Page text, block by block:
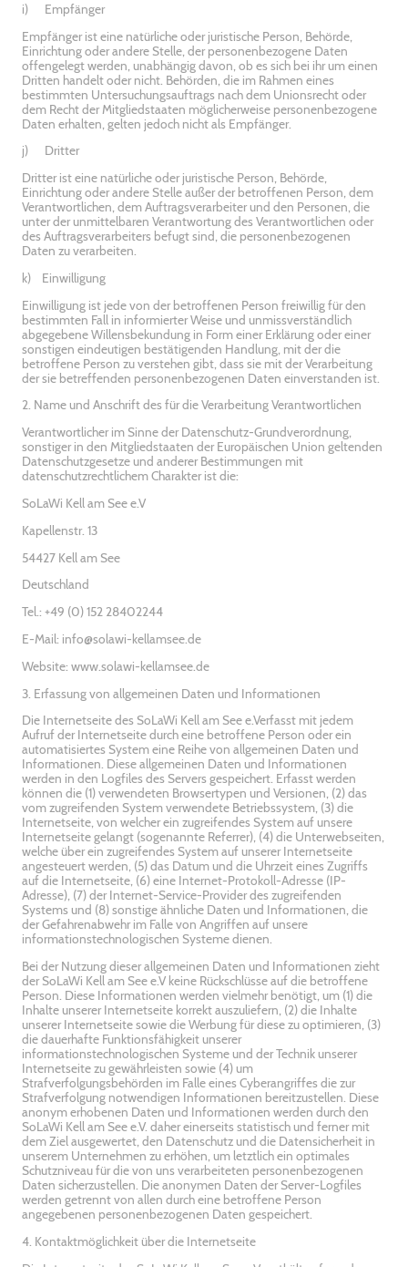
i) Empfänger
Empfänger ist eine natürliche oder juristische Person, Behörde,
Einrichtung oder andere Stelle, der personenbezogene Daten
offengelegt werden, unabhängig davon, ob es sich bei ihr um einen
Dritten handelt oder nicht. Behörden, die im Rahmen eines
bestimmten Untersuchungsauftrags nach dem Unionsrecht oder
dem Recht der Mitgliedstaaten möglicherweise personenbezogene
Daten erhalten, gelten jedoch nicht als Empfänger.
j) Dritter
Dritter ist eine natürliche oder juristische Person, Behörde,
Einrichtung oder andere Stelle außer der betroffenen Person, dem
Verantwortlichen, dem Auftragsverarbeiter und den Personen, die
unter der unmittelbaren Verantwortung des Verantwortlichen oder
des Auftragsverarbeiters befugt sind, die personenbezogenen
Daten zu verarbeiten.
k) Einwilligung
Einwilligung ist jede von der betroffenen Person freiwillig für den
bestimmten Fall in informierter Weise und unmissverständlich
abgegebene Willensbekundung in Form einer Erklärung oder einer
sonstigen eindeutigen bestätigenden Handlung, mit der die
betroffene Person zu verstehen gibt, dass sie mit der Verarbeitung
der sie betreffenden personenbezogenen Daten einverstanden ist.
2. Name und Anschrift des für die Verarbeitung Verantwortlichen
Verantwortlicher im Sinne der Datenschutz-Grundverordnung,
sonstiger in den Mitgliedstaaten der Europäischen Union geltenden
Datenschutzgesetze und anderer Bestimmungen mit
datenschutzrechtlichem Charakter ist die:
SoLaWi Kell am See e.V
Kapellenstr. 13
54427 Kell am See
Deutschland
Tel.: +49 (0) 152 28402244
E-Mail: info@solawi-kellamsee.de
Website: www.solawi-kellamsee.de
3. Erfassung von allgemeinen Daten und Informationen
Die Internetseite des SoLaWi Kell am See e.Verfasst mit jedem
Aufruf der Internetseite durch eine betroffene Person oder ein
automatisiertes System eine Reihe von allgemeinen Daten und
Informationen. Diese allgemeinen Daten und Informationen
werden in den Logfiles des Servers gespeichert. Erfasst werden
können die (1) verwendeten Browsertypen und Versionen, (2) das
vom zugreifenden System verwendete Betriebssystem, (3) die
Internetseite, von welcher ein zugreifendes System auf unsere
Internetseite gelangt (sogenannte Referrer), (4) die Unterwebseiten,
welche über ein zugreifendes System auf unserer Internetseite
angesteuert werden, (5) das Datum und die Uhrzeit eines Zugriffs
auf die Internetseite, (6) eine Internet-Protokoll-Adresse (IP-
Adresse), (7) der Internet-Service-Provider des zugreifenden
Systems und (8) sonstige ähnliche Daten und Informationen, die
der Gefahrenabwehr im Falle von Angriffen auf unsere
informationstechnologischen Systeme dienen.
Bei der Nutzung dieser allgemeinen Daten und Informationen zieht
der SoLaWi Kell am See e.V keine Rückschlüsse auf die betroffene
Person. Diese Informationen werden vielmehr benötigt, um (1) die
Inhalte unserer Internetseite korrekt auszuliefern, (2) die Inhalte
unserer Internetseite sowie die Werbung für diese zu optimieren, (3)
die dauerhafte Funktionsfähigkeit unserer
informationstechnologischen Systeme und der Technik unserer
Internetseite zu gewährleisten sowie (4) um
Strafverfolgungsbehörden im Falle eines Cyberangriffes die zur
Strafverfolgung notwendigen Informationen bereitzustellen. Diese
anonym erhobenen Daten und Informationen werden durch den
SoLaWi Kell am See e.V. daher einerseits statistisch und ferner mit
dem Ziel ausgewertet, den Datenschutz und die Datensicherheit in
unserem Unternehmen zu erhöhen, um letztlich ein optimales
Schutzniveau für die von uns verarbeiteten personenbezogenen
Daten sicherzustellen. Die anonymen Daten der Server-Logfiles
werden getrennt von allen durch eine betroffene Person
angegebenen personenbezogenen Daten gespeichert.
4. Kontaktmöglichkeit über die Internetseite